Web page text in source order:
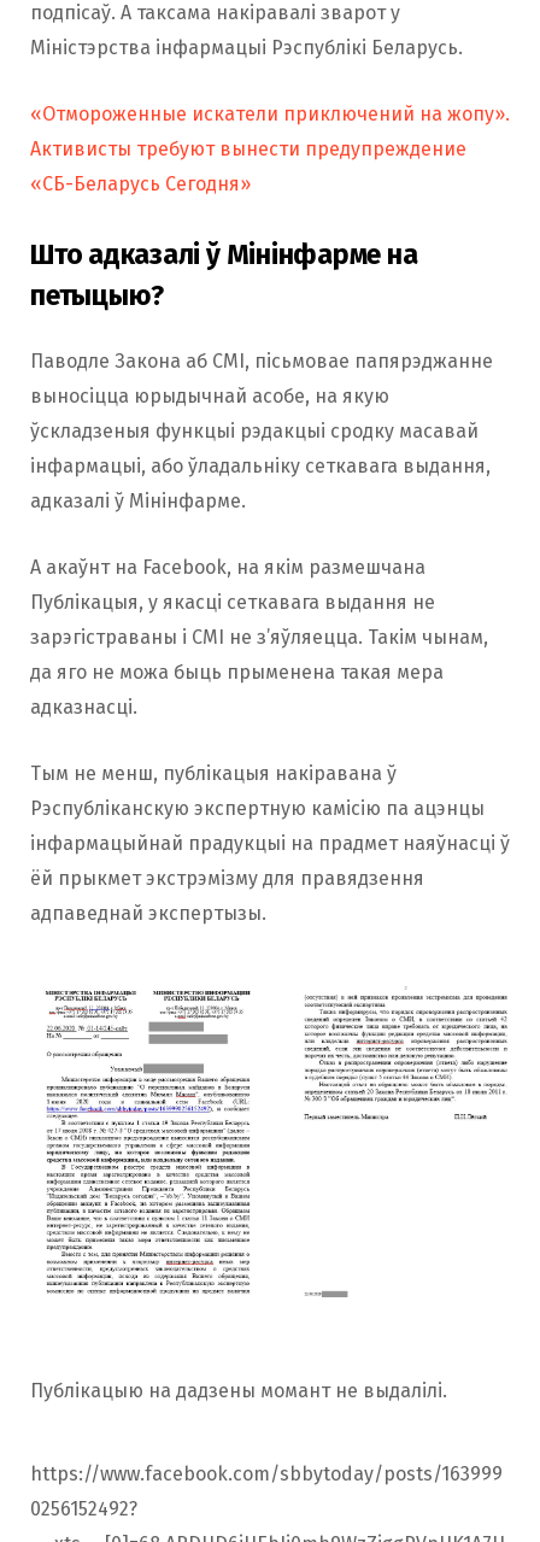
подпісаў. А таксама накіравалі зварот у
Міністэрства інфармацыі Рэспублікі Беларусь.
«Отмороженные искатели приключений на жопу».
Активисты требуют вынести предупреждение
«СБ-Беларусь Сегодня»
Што адказалі ў Мінінфарме на
петыцыю?
Паводле Закона аб СМІ, пісьмовае папярэджанне
выносіцца юрыдычнай асобе, на якую
ўскладзеныя функцыі рэдакцыі сродку масавай
інфармацыі, або ўладальніку сеткавага выдання,
адказалі ў Мінінфарме.
А акаўнт на Facebook, на якім размешчана
Публікацыя, у якасці сеткавага выдання не
зарэгістраваны і СМІ не з’яўляецца. Такім чынам,
да яго не можа быць прыменена такая мера
адказнасці.
Тым не менш, публікацыя накіравана ў
Рэспубліканскую экспертную камісію па ацэнцы
інфармацыйнай прадукцыі на прадмет наяўнасці ў
ёй прыкмет экстрэмізму для правядзення
адпаведнай экспертызы.
Публікацыю на дадзены момант не выдалілі.
https://www.facebook.com/sbbytoday/posts/163999
0256152492?